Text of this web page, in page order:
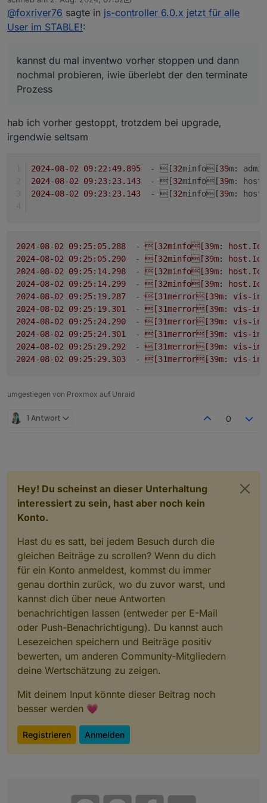
aber mit 5.0.19 eben noch nicht.
zuletzt editiert von crunchip 8. Feb. 2024, 09:37
@foxriver76 sagte in js-controller 6.0.x jetzt für alle
User im STABLE!:
kannst du mal inventwo vorher stoppen und dann
nochmal probieren, iwie überlebt der den terminate
Prozess
hab ich vorher gestoppt, trotzdem bei upgrade,
irgendwie seltsam
2024-08-02 09: 22 :49.895
  - [
32minfo[39m:
2024-08-02 09: 23: 23.143
  - [
32minfo[39m:
2024-08-02 09: 23: 23.143
  - [
32minfo[39m:
2024-08-02 09:25:05.288 - [32minfo[39m:
2024-08-02 09:25:05.290
- [32minfo[39m:
2024-08-02 09:25:14.298
- [32minfo[39m:
2024-08-02 09:25:14.299
- [32minfo[39m:
2024-08-02 09:25:19.287
- [31merror[39m:
vis-
2024-08-02 09:25:19.301
- [31merror[39m:
vis-
2024-08-02 09:25:24.290
- [31merror[39m:
vis-
2024-08-02 09:25:24.301
- [31merror[39m:
vis-
2024-08-02 09:25:29.292
- [31merror[39m:
vis-
2024-08-02 09:25:29.303
- [31merror[39m: vis-
umgestiegen von Proxmox auf Unraid
1 Antwort 0
Hey! Du scheinst an dieser Unterhaltung
interessiert zu sein, hast aber noch kein
Konto.
Hast du es satt, bei jedem Besuch durch die
gleichen Beiträge zu scrollen? Wenn du dich
für ein Konto anmeldest, kommst du immer
genau dorthin zurück, wo du zuvor warst, und
kannst dich über neue Antworten
benachrichtigen lassen (entweder per E-Mail
oder Push-Benachrichtigung). Du kannst auch
Lesezeichen speichern und Beiträge positiv
bewerten, um anderen Community-Mitgliedern
deine Wertschätzung zu zeigen.
Mit deinem Input könnte dieser Beitrag noch
besser werden 💗
Registrieren Anmelden